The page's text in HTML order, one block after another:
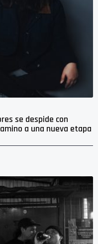
se despide con
a una nueva etapa